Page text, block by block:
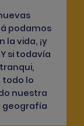
podamos
vida, ¡y
si todavía
todo lo
nuestra
geografía